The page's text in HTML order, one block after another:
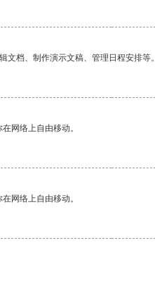
档、制作演示文稿、管理日程安排等。
网络上自由移动。
网络上自由移动。